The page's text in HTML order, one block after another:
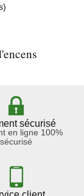
sécurisé
en ligne 100%
sécurisé